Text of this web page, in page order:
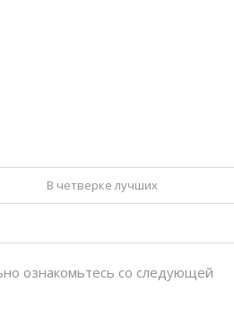
В четверке лучших
ознакомьтесь со следующей